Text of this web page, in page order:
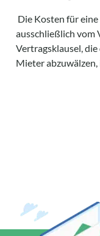
Die Kosten für
ausschließlich vom
Vertragsklausel,
Mieter